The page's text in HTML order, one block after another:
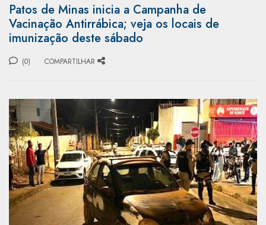
Patos de Minas inicia a Campanha de
Vacinação Antirrábica; veja os locais de
imunização deste sábado
(0) COMPARTILHAR